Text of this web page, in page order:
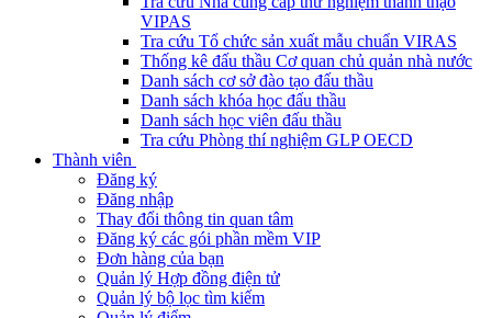
VIPAS
Tra cứu Tổ chức sản xuất mẫu chuẩn VIRAS
Thống kê đấu thầu Cơ quan chủ quản nhà nước
Danh sách cơ sở đào tạo đấu thầu
Danh sách khóa học đấu thầu
Danh sách học viên đấu thầu
Tra cứu Phòng thí nghiệm GLP OECD
Thành viên
Đăng ký
Đăng nhập
Thay đổi thông tin quan tâm
Đăng ký các gói phần mềm VIP
Đơn hàng của bạn
Quản lý Hợp đồng điện tử
Quản lý bộ lọc tìm kiếm